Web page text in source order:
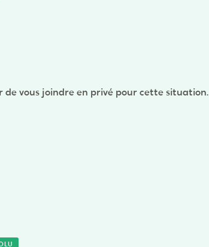
de vous joindre en privé pour cette situation.